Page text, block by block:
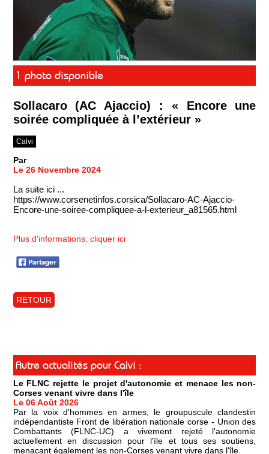
1 photo disponible
Sollacaro (AC Ajaccio) : « Encore une
soirée compliquée à l’extérieur »
Calvi
Par
Le 26 Novembre 2024
La suite ici ...
https://www.corsenetinfos.corsica/Sollacaro-AC-Ajaccio-
Encore-une-soiree-compliquee-a-l-exterieur_a81565.html
Plus d'informations, cliquer ici
RETOUR
Autre actualités pour Calvi :
Le FLNC rejette le projet d'autonomie et menace les non-
Corses venant vivre dans l'île
Le 06 Août 2026
Par la voix d'hommes en armes, le groupuscule clandestin
indépendantiste Front de libération nationale corse - Union des
Combattants (FLNC-UC) a vivement rejeté l'autonomie
actuellement en discussion pour l'île et tous ses soutiens,
menaçant également les non-Corses venant vivre dans l'île.